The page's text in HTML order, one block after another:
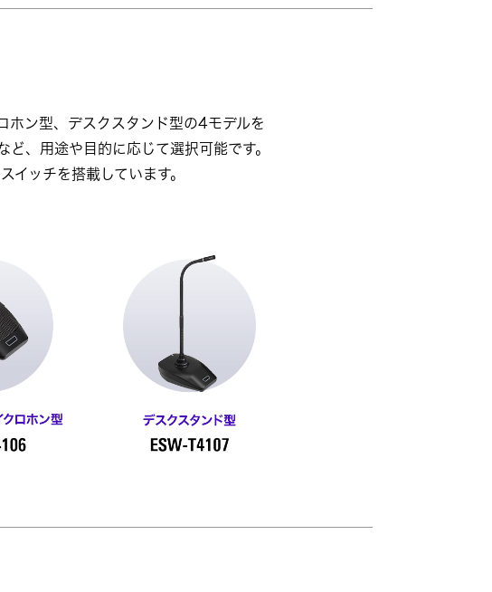
ホン型、デスクスタンド型の4モデルを
、用途や目的に応じて選択可能です。
ッチを搭載しています。